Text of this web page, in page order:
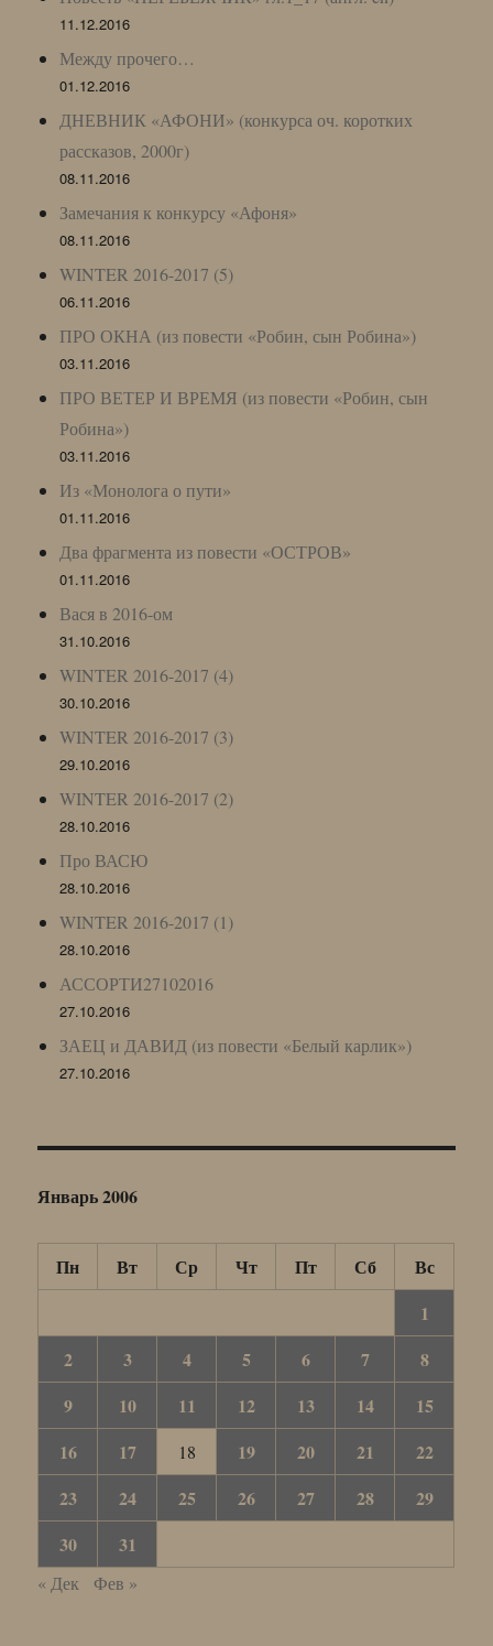
11.12.2016
Между прочего…
01.12.2016
ДНЕВНИК «АФОНИ» (конкурса оч. коротких
рассказов, 2000г)
08.11.2016
Замечания к конкурсу «Афоня»
08.11.2016
WINTER 2016-2017 (5)
06.11.2016
ПРО ОКНА (из повести «Робин, сын Робина»)
03.11.2016
ПРО ВЕТЕР И ВРЕМЯ (из повести «Робин, сын
Робина»)
03.11.2016
Из «Монолога о пути»
01.11.2016
Два фрагмента из повести «ОСТРОВ»
01.11.2016
Вася в 2016-ом
31.10.2016
WINTER 2016-2017 (4)
30.10.2016
WINTER 2016-2017 (3)
29.10.2016
WINTER 2016-2017 (2)
28.10.2016
Про ВАСЮ
28.10.2016
WINTER 2016-2017 (1)
28.10.2016
АССОРТИ27102016
27.10.2016
ЗАЕЦ и ДАВИД (из повести «Белый карлик»)
27.10.2016
Январь 2006
Пн Вт Ср Чт Пт Сб
Вс
1
2
3 4 5 6 7
8
9
10 11 12 13 14
15
16
17 18 19 20 21
22
23
24 25 26 27 28
29
30
31
« Дек Фев »